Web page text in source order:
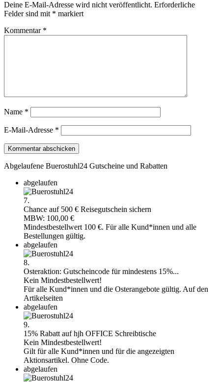
Deine E-Mail-Adresse wird nicht veröffentlicht. Erforderliche
Felder sind mit * markiert
Kommentar *
Name *
E-Mail-Adresse *
Abgelaufene Buerostuhl24 Gutscheine und Rabatten
abgelaufen
7.
Chance auf 500 € Reisegutschein sichern
MBW: 100,00 €
Mindestbestellwert 100 €. Für alle Kund*innen und alle
Bestellungen gültig.
abgelaufen
8.
Osteraktion: Gutscheincode für mindestens 15%...
Kein Mindestbestellwert!
Für alle Kund*innen und die Osterangebote gültig. Auf den
Artikelseiten
abgelaufen
9.
15% Rabatt auf hjh OFFICE Schreibtische
Kein Mindestbestellwert!
Gilt für alle Kund*innen und für die angezeigten
Aktionsartikel. Ohne Code.
abgelaufen